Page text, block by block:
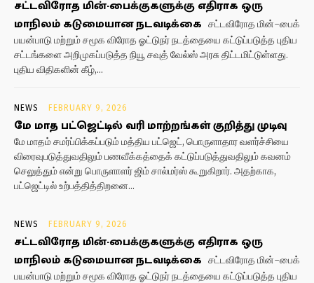
சட்டவிரோத மின்-பைக்குகளுக்கு எதிராக ஒரு
மாநிலம் கடுமையான நடவடிக்கை சட்டவிரோத மின்-பைக்
பயன்பாடு மற்றும் சமூக விரோத ஓட்டுநர் நடத்தையை கட்டுப்படுத்த புதிய
சட்டங்களை அறிமுகப்படுத்த நியூ சவுத் வேல்ஸ் அரசு திட்டமிட்டுள்ளது.
புதிய விதிகளின் கீழ்,...
NEWS FEBRUARY 9, 2026
மே மாத பட்ஜெட்டில் வரி மாற்றங்கள் குறித்து முடிவு
மே மாதம் சமர்ப்பிக்கப்படும் மத்திய பட்ஜெட், பொருளாதார வளர்ச்சியை
விரைவுபடுத்துவதிலும் பணவீக்கத்தைக் கட்டுப்படுத்துவதிலும் கவனம்
செலுத்தும் என்று பொருளாளர் ஜிம் சால்மர்ஸ் கூறுகிறார். அதற்காக,
பட்ஜெட்டில் உற்பத்தித்திறனை...
NEWS FEBRUARY 9, 2026
சட்டவிரோத மின்-பைக்குகளுக்கு எதிராக ஒரு
மாநிலம் கடுமையான நடவடிக்கை சட்டவிரோத மின்-பைக்
பயன்பாடு மற்றும் சமூக விரோத ஓட்டுநர் நடத்தையை கட்டுப்படுத்த புதிய